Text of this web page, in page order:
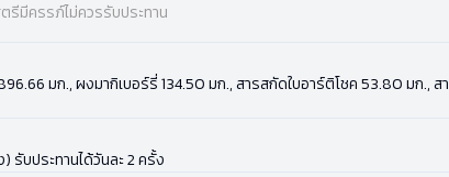
รีมีครรภ์ไม่ควรรับประทาน
มก., ผงมากิเบอร์รี่ 134.50 มก., สารสกัดใบอาร์ติโชค 53.80 มก.,
บประทานได้วันละ 2 ครั้ง